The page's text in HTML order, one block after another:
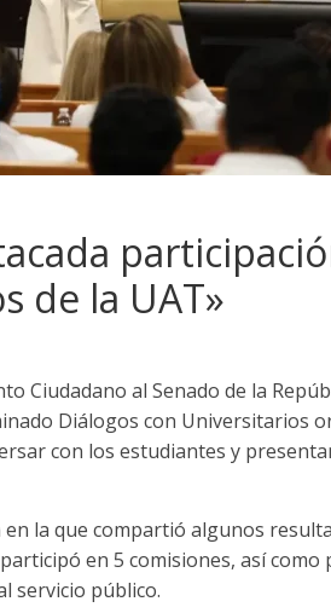
de la UAT»
Ciudadano al Senado de la
Diálogos con Universitarios
con los estudiantes y
la que compartió algunos
en 5 comisiones, así como
servicio público.